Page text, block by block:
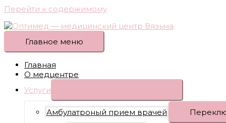
Перейти к содержимому
Главное меню
Главная
О медцентре
Услуги
Амбулатроный прием врачей